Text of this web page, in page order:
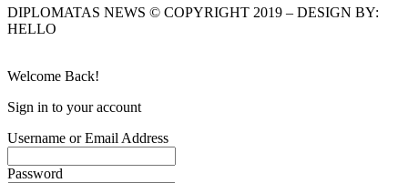
DIPLOMATAS NEWS © COPYRIGHT 2019 – DESIGN BY:
HELLO
Welcome Back!
Sign in to your account
Username or Email Address
Password